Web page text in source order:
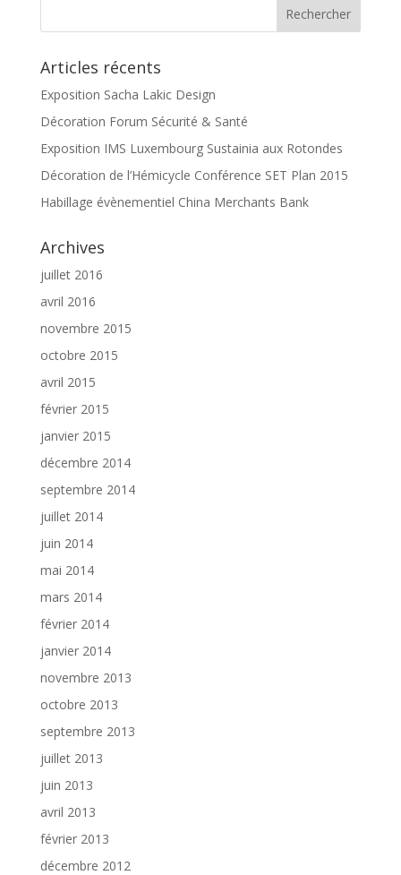
Articles récents
Exposition Sacha Lakic Design
Décoration Forum Sécurité & Santé
Exposition IMS Luxembourg Sustainia aux Rotondes
Décoration de l’Hémicycle Conférence SET Plan 2015
Habillage évènementiel China Merchants Bank
Archives
juillet 2016
avril 2016
novembre 2015
octobre 2015
avril 2015
février 2015
janvier 2015
décembre 2014
septembre 2014
juillet 2014
juin 2014
mai 2014
mars 2014
février 2014
janvier 2014
novembre 2013
octobre 2013
septembre 2013
juillet 2013
juin 2013
avril 2013
février 2013
décembre 2012